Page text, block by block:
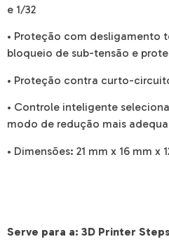
e 1/32
• Proteção com desligamento
bloqueio de sub-tensão e
• Proteção contra curto-
• Controle inteligente
modo de redução mais
• Dimensões: 21 mm x 16 mm
Serve para a: 3D Printer